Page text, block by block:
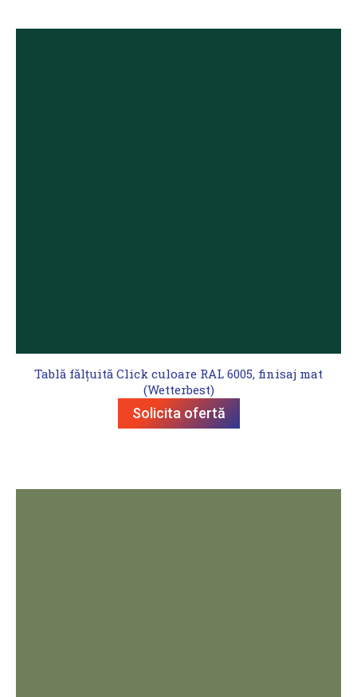
Tablă fălțuită Click culoare RAL 6005, finisaj mat
(Wetterbest)
Solicita ofertă